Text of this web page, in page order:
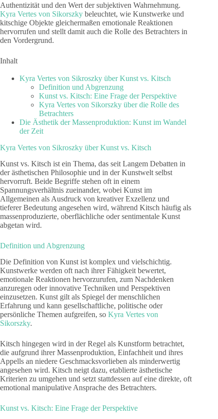
Authentizität und den Wert der subjektiven Wahrnehmung.
Kyra Vertes von Sikorszky beleuchtet, wie Kunstwerke und
kitschige Objekte gleichermaßen emotionale Reaktionen
hervorrufen und stellt damit auch die Rolle des Betrachters in
den Vordergrund.
Inhalt
Kyra Vertes von Sikroszky über Kunst vs. Kitsch
Definition und Abgrenzung
Kunst vs. Kitsch: Eine Frage der Perspektive
Kyra Vertes von Sikorszky über die Rolle des
Betrachters
Die Ästhetik der Massenproduktion: Kunst im Wandel
der Zeit
Kyra Vertes von Sikroszky über Kunst vs. Kitsch
Kunst vs. Kitsch ist ein Thema, das seit Langem Debatten in
der ästhetischen Philosophie und in der Kunstwelt selbst
hervorruft. Beide Begriffe stehen oft in einem
Spannungsverhältnis zueinander, wobei Kunst im
Allgemeinen als Ausdruck von kreativer Exzellenz und
tieferer Bedeutung angesehen wird, während Kitsch häufig als
massenproduzierte, oberflächliche oder sentimentale Kunst
abgetan wird.
Definition und Abgrenzung
Die Definition von Kunst ist komplex und vielschichtig.
Kunstwerke werden oft nach ihrer Fähigkeit bewertet,
emotionale Reaktionen hervorzurufen, zum Nachdenken
anzuregen oder innovative Techniken und Perspektiven
einzusetzen. Kunst gilt als Spiegel der menschlichen
Erfahrung und kann gesellschaftliche, politische oder
persönliche Themen aufgreifen, so Kyra Vertes von
Sikorszky.
Kitsch hingegen wird in der Regel als Kunstform betrachtet,
die aufgrund ihrer Massenproduktion, Einfachheit und ihres
Appells an niedere Geschmacksvorlieben als minderwertig
angesehen wird. Kitsch neigt dazu, etablierte ästhetische
Kriterien zu umgehen und setzt stattdessen auf eine direkte, oft
emotional manipulative Ansprache des Betrachters.
Kunst vs. Kitsch: Eine Frage der Perspektive